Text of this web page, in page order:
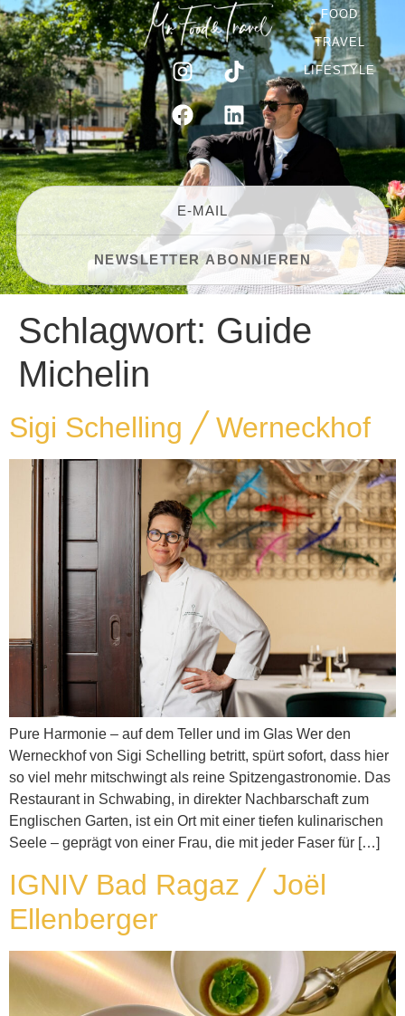
FOOD
TRAVEL
LIFESTYLE
Schlagwort: Guide
Michelin
Sigi Schelling ╱ Werneckhof
Pure Harmonie – auf dem Teller und im Glas Wer den
Werneckhof von Sigi Schelling betritt, spürt sofort, dass hier
so viel mehr mitschwingt als reine Spitzengastronomie. Das
Restaurant in Schwabing, in direkter Nachbarschaft zum
Englischen Garten, ist ein Ort mit einer tiefen kulinarischen
Seele – geprägt von einer Frau, die mit jeder Faser für […]
IGNIV Bad Ragaz ╱ Joël
Ellenberger